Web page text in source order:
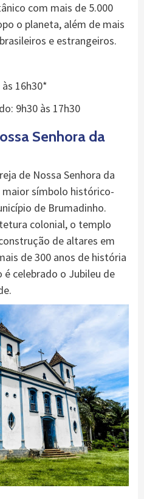
com mais de 5.000
o planeta, além de mais
e estrangeiros.
16h30*
9h30 às 17h30
Senhora da
de Nossa Senhora da
maior símbolo histórico-
de Brumadinho.
colonial, o templo
de altares em
de 300 anos de história
celebrado o Jubileu de